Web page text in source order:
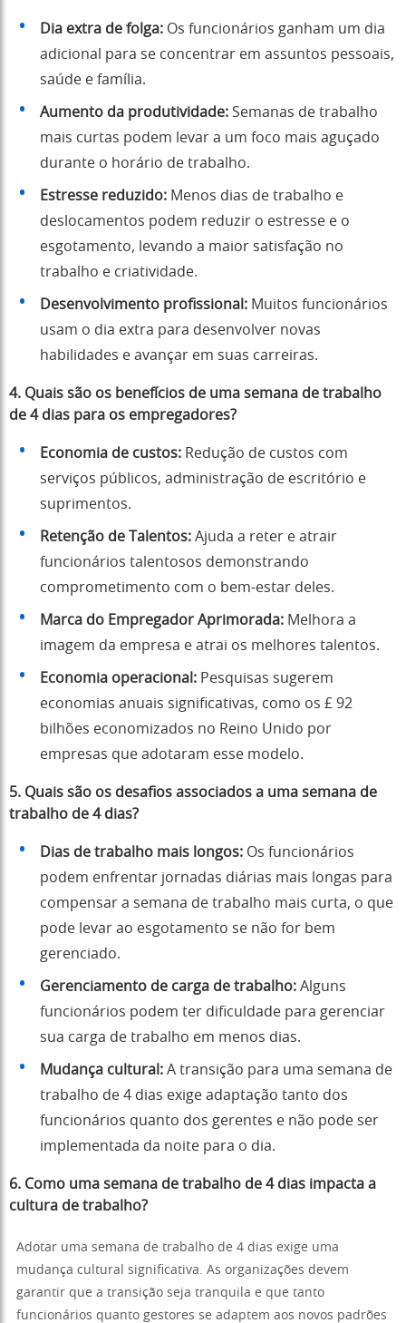
Dia extra de folga: Os funcionários ganham um dia
adicional para se concentrar em assuntos pessoais,
saúde e família.
Aumento da produtividade: Semanas de trabalho
mais curtas podem levar a um foco mais aguçado
durante o horário de trabalho.
Estresse reduzido: Menos dias de trabalho e
deslocamentos podem reduzir o estresse e o
esgotamento, levando a maior satisfação no
trabalho e criatividade.
Desenvolvimento profissional: Muitos funcionários
usam o dia extra para desenvolver novas
habilidades e avançar em suas carreiras.
4. Quais são os benefícios de uma semana de trabalho
de 4 dias para os empregadores?
Economia de custos: Redução de custos com
serviços públicos, administração de escritório e
suprimentos.
Retenção de Talentos: Ajuda a reter e atrair
funcionários talentosos demonstrando
comprometimento com o bem-estar deles.
Marca do Empregador Aprimorada: Melhora a
imagem da empresa e atrai os melhores talentos.
Economia operacional: Pesquisas sugerem
economias anuais significativas, como os £ 92
bilhões economizados no Reino Unido por
empresas que adotaram esse modelo.
5. Quais são os desafios associados a uma semana de
trabalho de 4 dias?
Dias de trabalho mais longos: Os funcionários
podem enfrentar jornadas diárias mais longas para
compensar a semana de trabalho mais curta, o que
pode levar ao esgotamento se não for bem
gerenciado.
Gerenciamento de carga de trabalho: Alguns
funcionários podem ter dificuldade para gerenciar
sua carga de trabalho em menos dias.
Mudança cultural: A transição para uma semana de
trabalho de 4 dias exige adaptação tanto dos
funcionários quanto dos gerentes e não pode ser
implementada da noite para o dia.
6. Como uma semana de trabalho de 4 dias impacta a
cultura de trabalho?
Adotar uma semana de trabalho de 4 dias exige uma
mudança cultural significativa. As organizações devem
garantir que a transição seja tranquila e que tanto
funcionários quanto gestores se adaptem aos novos padrões